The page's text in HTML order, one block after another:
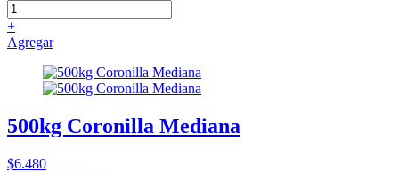
+
Agregar
500kg Coronilla Mediana
$6.480